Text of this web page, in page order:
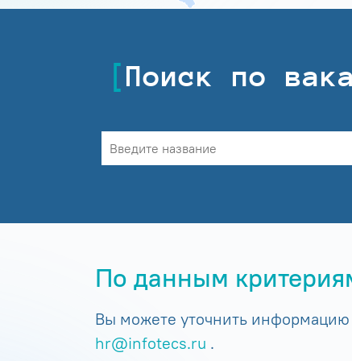
Поиск по
По данным
Вы можете уточнить информацию
hr@infotecs.ru .